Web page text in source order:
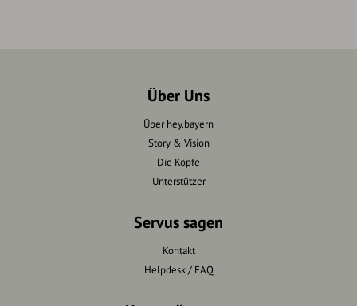
Über Uns
Über hey.bayern
Story & Vision
Die Köpfe
Unterstützer
Servus sagen
Kontakt
Helpdesk / FAQ